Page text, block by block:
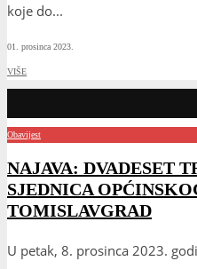
koje do...
01. prosinca 2023.
VIŠE
Obavijest
NAJAVA: DVADESET
SJEDNICA
TOMISLAVGRAD
U petak, 8. prosinca 2023.